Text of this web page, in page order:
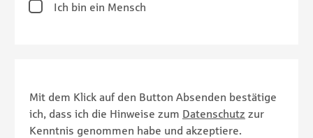
Ich bin ein Mensch
Mit dem Klick auf den Button Absenden bestätige
ich, dass ich die Hinweise zum Datenschutz zur
Kenntnis genommen habe und akzeptiere.